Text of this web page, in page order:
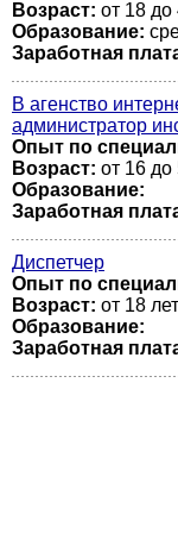
Возраст: от 18 до
Образование:
Заработная
В агенство
администратор
Опыт по
Возраст: от 16 до
Образование:
Заработная
Диспетчер
Опыт по
Возраст: от 18 лет
Образование:
Заработная